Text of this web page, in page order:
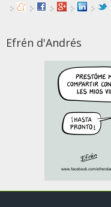
Efrén d'Andrés